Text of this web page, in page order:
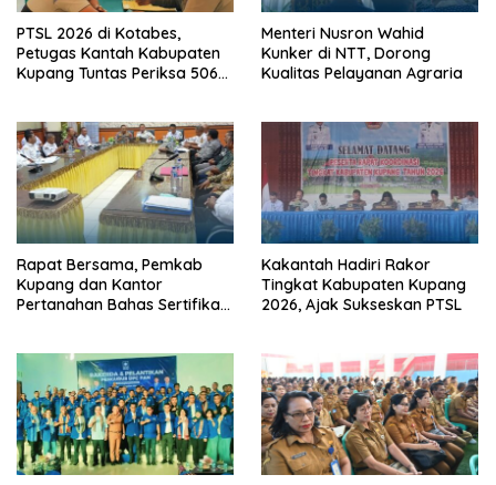
PTSL 2026 di Kotabes,
Petugas Kantah Kabupaten
Kupang Tuntas Periksa 506
Menteri Nusron Wahid
Kunker di NTT, Dorong
Kualitas Pelayanan Agraria
Rapat Bersama, Pemkab
Kupang dan Kantor
Pertanahan Bahas Sertifikasi
Kakantah Hadiri Rakor
Tingkat Kabupaten Kupang
2026, Ajak Sukseskan PTSL